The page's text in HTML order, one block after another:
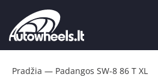
Pradžia — Padangos SW-8 86 T XL